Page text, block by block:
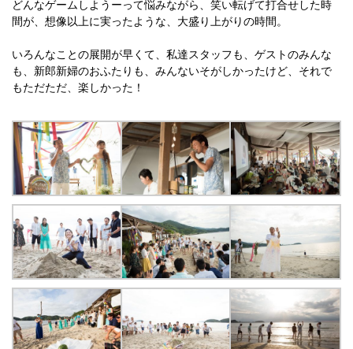
どんなゲームしようーって悩みながら、笑い転げて打合せした時
間が、想像以上に実ったような、大盛り上がりの時間。
いろんなことの展開が早くて、私達スタッフも、ゲストのみんな
も、新郎新婦のおふたりも、みんないそがしかったけど、それで
もただただ、楽しかった！